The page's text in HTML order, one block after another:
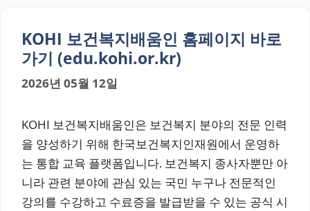
KOHI 보건복지배움인 홈페이지 바로
가기 (edu.kohi.or.kr)
2026년 05월 12일
KOHI 보건복지배움인은 보건복지 분야의 전문 인력
을 양성하기 위해 한국보건복지인재원에서 운영하
는 통합 교육 플랫폼입니다. 보건복지 종사자뿐만 아
니라 관련 분야에 관심 있는 국민 누구나 전문적인
강의를 수강하고 수료증을 발급받을 수 있는 공식 시